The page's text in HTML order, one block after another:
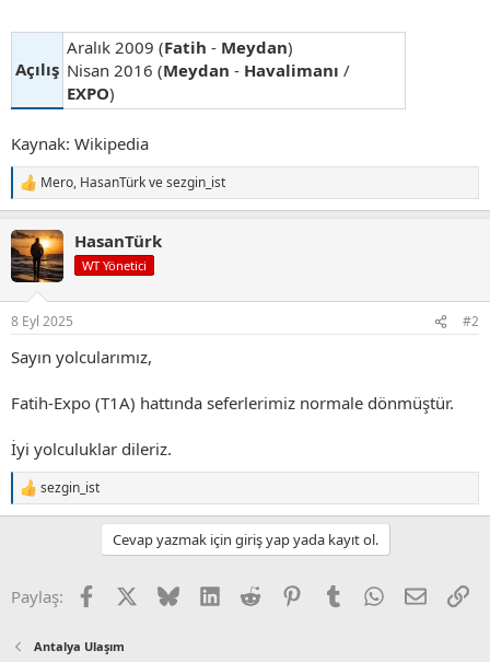
Açılış
Aralık 2009 (Fatih - Meydan)
Nisan 2016 (Meydan - Havalimanı /
EXPO)
Kaynak: Wikipedia
T
e
k
i
l
Mero, HasanTürkvesezgin_ist
HasanTürk
WT Yönetici
8 Eyl 2025 #2
Sayın yolcularımız,
Fatih-Expo (T1A) hattında seferlerimiz normale dönmüştür.
İyi yolculuklar dileriz.
T
e
e
sezgin_ist
Cevap yazmak için giriş yap yada kayıt ol.
Paylaş: FacebookX (Twitter)
BlueskyLinkedInReddit PinterestTumblr WhatsApp
E-posta
Antalya Ulaşım